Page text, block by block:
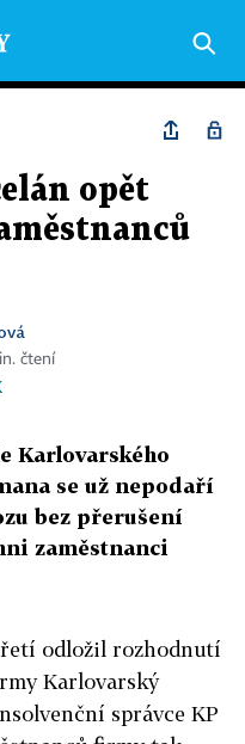
opět
čtení
Karlovarského
se už nepodaří
bez přerušení
zaměstnanci
odložil rozhodnutí
Karlovarský
správce KP